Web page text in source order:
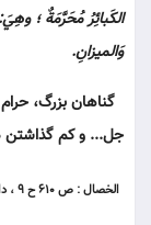
الكَبائِرُ مُحَرَّمَةٌ ؛
وَالميزانِ.
گناهان بزرگ،
جل... و كم گذاشتن
الخصال : ص ۶۱۰ ح ۹ ، دانشنامه قرآن و حديث جلد ۱۷، ص : ۲۱۰